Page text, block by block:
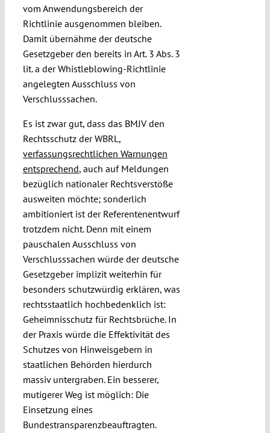
vom Anwendungsbereich der
Richtlinie ausgenommen bleiben.
Damit übernähme der deutsche
Gesetzgeber den bereits in Art. 3 Abs. 3
lit. a der Whistleblowing-Richtlinie
angelegten Ausschluss von
Verschlusssachen.
Es ist zwar gut, dass das BMJV den
Rechtsschutz der WBRL,
verfassungsrechtlichen Warnungen
entsprechend, auch auf Meldungen
bezüglich nationaler Rechtsverstöße
ausweiten möchte; sonderlich
ambitioniert ist der Referentenentwurf
trotzdem nicht. Denn mit einem
pauschalen Ausschluss von
Verschlusssachen würde der deutsche
Gesetzgeber implizit weiterhin für
besonders schutzwürdig erklären, was
rechtsstaatlich hochbedenklich ist:
Geheimnisschutz für Rechtsbrüche. In
der Praxis würde die Effektivität des
Schutzes von Hinweisgebern in
staatlichen Behörden hierdurch
massiv untergraben. Ein besserer,
mutigerer Weg ist möglich: Die
Einsetzung eines
Bundestransparenzbeauftragten.